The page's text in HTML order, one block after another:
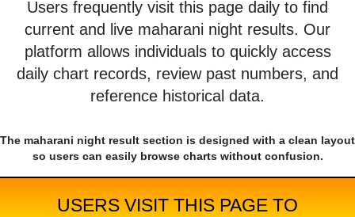
Users frequently visit this page daily to find
current and live maharani night results. Our
platform allows individuals to quickly access
daily chart records, review past numbers, and
reference historical data.
The maharani night result section is designed with a clean layout
so users can easily browse charts without confusion.
USERS VISIT THIS PAGE TO